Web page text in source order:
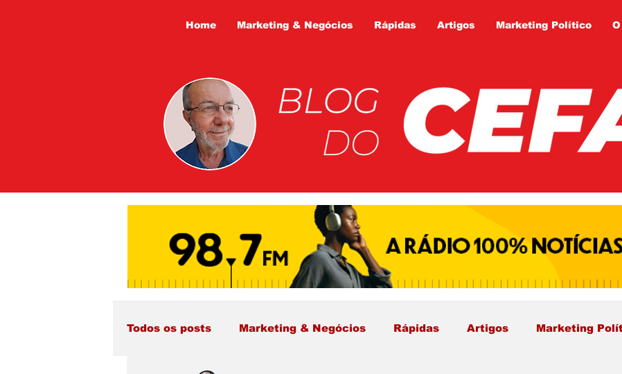
Home Marketing & Negócios Rápidas Artigos Marketing Político
Todos os posts Marketing & Negócios Rápidas Artigos Marketing